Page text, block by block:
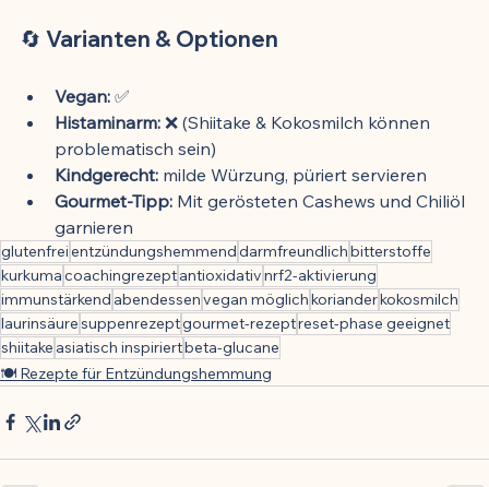
🔄 Varianten & Optionen
Vegan: ✅
Histaminarm: ❌ (Shiitake & Kokosmilch können
problematisch sein)
Kindgerecht: milde Würzung, püriert servieren
Gourmet-Tipp: Mit gerösteten Cashews und Chiliöl
garnieren
glutenfreientzündungshemmenddarmfreundlichbitterstoffe
kurkumacoachingrezeptantioxidativnrf2-aktivierung
immunstärkend abendessenvegan möglichkorianderkokosmilch
laurinsäuresuppenrezeptgourmet-rezeptreset-phase geeignet
shiitake asiatisch inspiriertbeta-glucane
🍽️ Rezepte für Entzündungshemmung